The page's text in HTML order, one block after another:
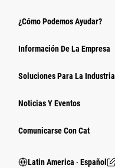
¿Cómo Podemos Ayudar?
Información De La Empresa
Soluciones Para La Industria
Noticias Y Eventos
Comunicarse Con Cat
Latin America ‧ Español